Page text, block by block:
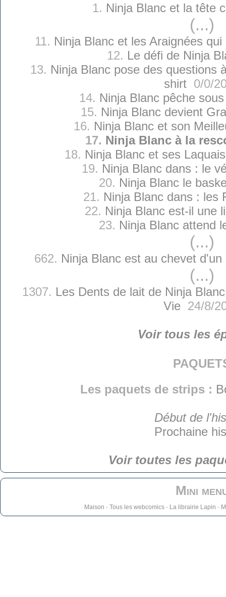
1. Ninja Blanc et la tête
(...)
11. Ninja Blanc et les Araignées
12. Le défi de Ninja
13. Ninja Blanc pose des questions
shirt0/0/
14. Ninja Blanc pêche
15. Ninja Blanc devient
16. Ninja Blanc et son
17. Ninja Blanc à la
18. Ninja Blanc et ses
19. Ninja Blanc dans : le
20. Ninja Blanc le
21. Ninja Blanc dans : les
22. Ninja Blanc est-il une
23. Ninja Blanc attend
(...)
662. Ninja Blanc est au chevet
(...)
1307. Les Dents de lait de Ninja
Vie24/8/
Voir tous les
Les paquets de strips :
Début de
Prochaine
Voir toutes les
Mini
Maison - Tous les webcomics- La librairie Lapin -